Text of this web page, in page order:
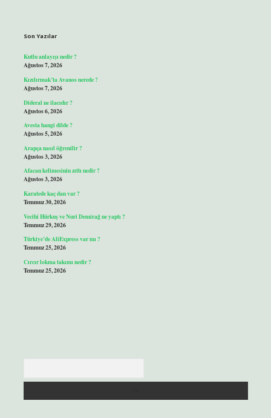
Son Yazılar
Kutlu anlayışı nedir ?
Ağustos 7, 2026
Kızılırmak’ta Avanos nerede ?
Ağustos 7, 2026
Dideral ne ilacıdır ?
Ağustos 6, 2026
Avesta hangi dilde ?
Ağustos 5, 2026
Arapça nasıl öğrenilir ?
Ağustos 3, 2026
Afacan kelimesinin zıttı nedir ?
Ağustos 3, 2026
Karatede kaç dan var ?
Temmuz 30, 2026
Vecihi Hürkuş ve Nuri Demirağ ne yaptı ?
Temmuz 29, 2026
Türkiye’de AliExpress var mı ?
Temmuz 25, 2026
Cırcır lokma takımı nedir ?
Temmuz 25, 2026